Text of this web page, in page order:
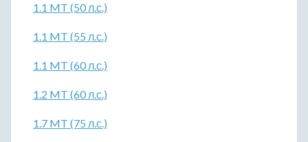
1.1 MT (50 л.с.)
1.1 MT (55 л.с.)
1.1 MT (60 л.с.)
1.2 MT (60 л.с.)
1.7 MT (75 л.с.)